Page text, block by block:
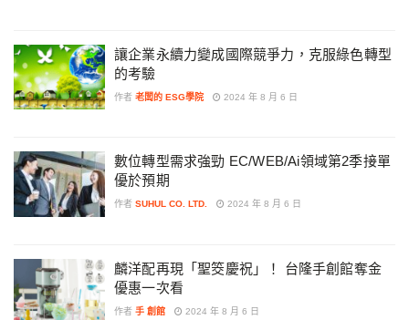
讓企業永續力變成國際競爭力，克服綠色轉型
的考驗
作者 老闆的 ESG學院 2024 年 8 月 6 日
數位轉型需求強勁 EC/WEB/Ai領域第2季接單
優於預期
作者 SUHUL CO. LTD. 2024 年 8 月 6 日
麟洋配再現「聖筊慶祝」！ 台隆手創館奪金
優惠一次看
作者 手 創館 2024 年 8 月 6 日